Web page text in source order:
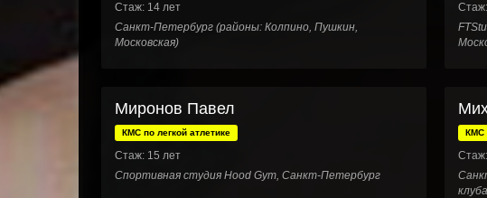
Стаж: 14 лет
Санкт-Петербург (районы: Колпино, Пушкин,
Московская)
Миронов Павел
КМС по легкой атлетике
Стаж: 15 лет
Спортивная студия Hood Gym, Санкт-Петербург
КМС